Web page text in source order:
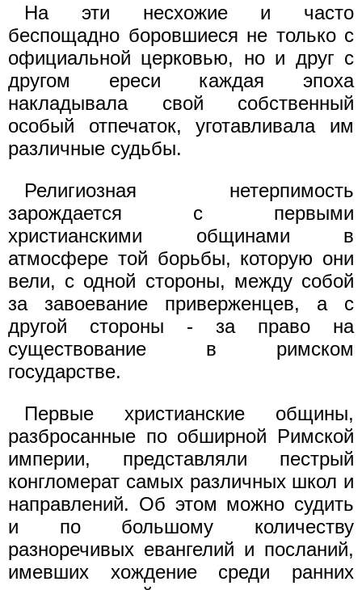
На эти несхожие и часто
беспощадно боровшиеся не только с
официальной церковью, но и друг с
другом ереси каждая эпоха
накладывала свой собственный
особый отпечаток, уготавливала им
различные судьбы.
Религиозная нетерпимость
зарождается с первыми
христианскими общинами в
атмосфере той борьбы, которую они
вели, с одной стороны, между собой
за завоевание приверженцев, а с
другой стороны - за право на
существование в римском
государстве.
Первые христианские общины,
разбросанные по обширной Римской
империи, представляли пестрый
конгломерат самых различных школ и
направлений. Об этом можно судить
и по большому количеству
разноречивых евангелий и посланий,
имевших хождение среди ранних